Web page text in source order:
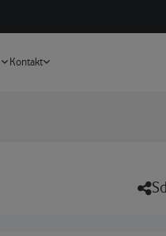
Kontakt